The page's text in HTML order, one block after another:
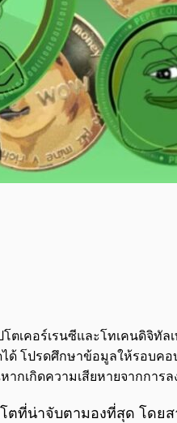
ตเคอร์เรนซีและโทเคนดิจิ
โปรดศึกษาข้อมูลให้รอบค
กเกิดความเสียหายจากการ
ที่น่าจับตามองที่สุด โดย